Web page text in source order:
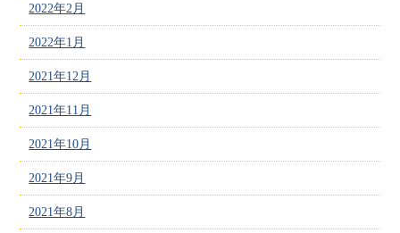
2022年2月
2022年1月
2021年12月
2021年11月
2021年10月
2021年9月
2021年8月